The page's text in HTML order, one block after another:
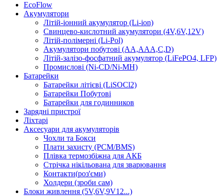
EcoFlow
Акумулятори
Літій-іонний акумулятор (Li-ion)
Свинцево-кислотний акумулятори (4V,6V,12V)
Літій-полімерні (Li-Pol)
Акумулятори побутові (AA,AAA,C,D)
Літій-залізо-фосфатний акумулятор (LiFePO4, LFP)
Промислові (Ni-CD/Ni-MH)
Батарейки
Батарейки літієві (LiSOCl2)
Батарейки Побутові
Батарейки для годинников
Зарядні пристрої
Ліхтарі
Аксесуари для акумуляторів
Чохли та Бокси
Плати захисту (PCM/BMS)
Плівка термозбіжна для АКБ
Стрічка нікільована для зварювання
Контакти(роз'єми)
Холдери (зроби сам)
Блоки живлення (5V,6V,9V12...)